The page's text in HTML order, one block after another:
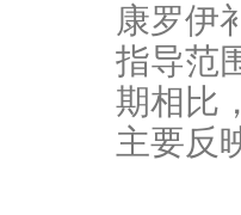
康罗伊
指导范
期相比
主要反